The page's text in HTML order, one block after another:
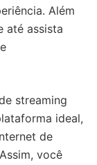
Além
até assista
streaming
ideal,
de
você